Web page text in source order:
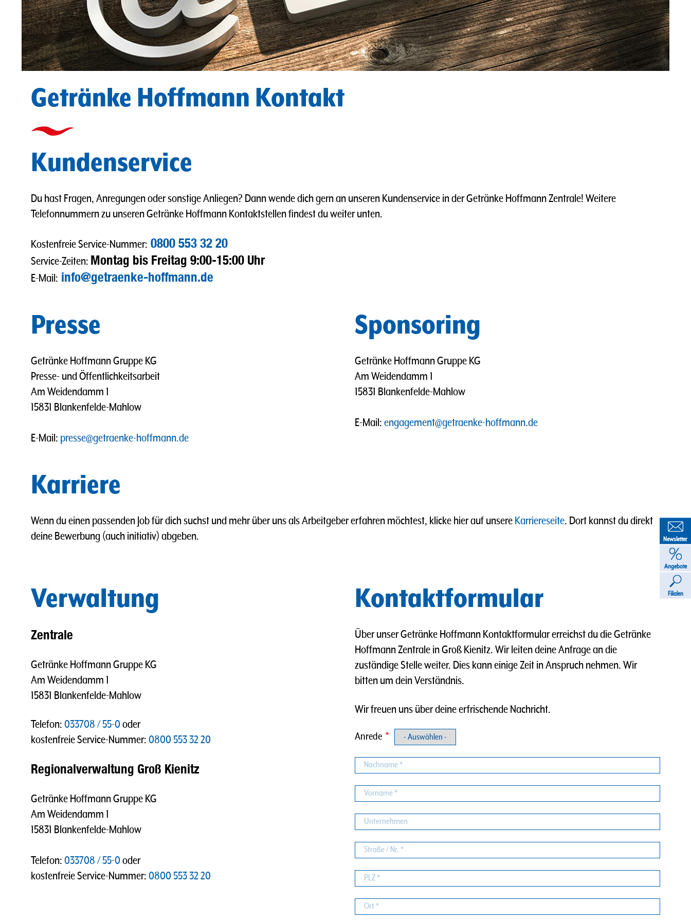
Getränke Hoffmann Kontakt
Kundenservice
Du hast Fragen, Anregungen oder sonstige Anliegen? Dann wende dich gern an unseren Kundenservice in der Getränke Hoffmann Zentrale! Weitere
Telefonnummern zu unseren Getränke Hoffmann Kontaktstellen findest du weiter unten.
Kostenfreie Service-Nummer: 0800 553 32 20
Service-Zeiten: Montag bis Freitag 9:00-15:00 Uhr
E-Mail: info@getraenke-hoffmann.de
Presse
Getränke Hoffmann Gruppe KG
Presse- und Öffentlichkeitsarbeit
Am Weidendamm 1
15831 Blankenfelde-Mahlow
E-Mail: presse@getraenke-hoffmann.de
Sponsoring
Getränke Hoffmann Gruppe KG
Am Weidendamm 1
15831 Blankenfelde-Mahlow
E-Mail: engagement@getraenke-hoffmann.de
Karriere
Wenn du einen passenden Job für dich suchst und mehr über uns als Arbeitgeber erfahren möchtest, klicke hier auf unsere Karriereseite. Dort kannst du direkt
deine Bewerbung (auch initiativ) abgeben.
Verwaltung
Zentrale
Getränke Hoffmann Gruppe KG
Am Weidendamm 1
15831 Blankenfelde-Mahlow
Telefon: 033708 / 55-0 oder
kostenfreie Service-Nummer: 0800 553 32 20
Regionalverwaltung Groß Kienitz
Getränke Hoffmann Gruppe KG
Am Weidendamm 1
15831 Blankenfelde-Mahlow
Telefon: 033708 / 55-0 oder
kostenfreie Service-Nummer: 0800 553 32 20
Kontaktformular
Über unser Getränke Hoffmann Kontaktformular erreichst du die Getränke
Hoffmann Zentrale in Groß Kienitz. Wir leiten deine Anfrage an die
zuständige Stelle weiter. Dies kann einige Zeit in Anspruch nehmen. Wir
bitten um dein Verständnis.
Wir freuen uns über deine erfrischende Nachricht.
Anrede
Nachname
Vorname
Unternehmen
Straße
/
Nr.
PLZ
Ort
Newsletter
Angebote
Filialen